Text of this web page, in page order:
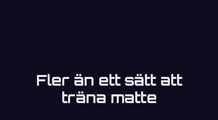
Fler än ett sätt att
träna matte